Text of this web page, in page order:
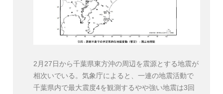
2月27日から千葉県東方沖の周辺を震源とする地震が
相次いでいる。気象庁によると、一連の地震活動で
千葉県内で最大震度4を観測するやや強い地震は3回